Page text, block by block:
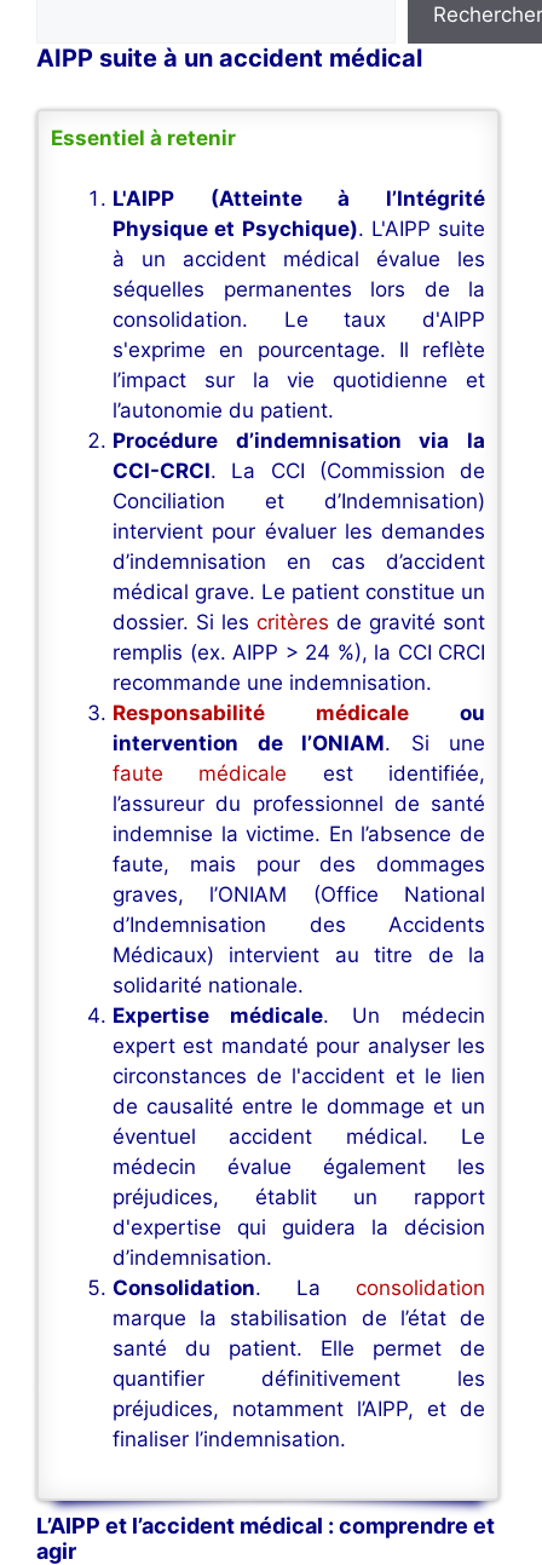
Rechercher
AIPP suite à un accident médical
Essentiel à retenir
L'AIPP (Atteinte à l’Intégrité
Physique et Psychique). L'AIPP suite
à un accident médical évalue les
séquelles permanentes lors de la
consolidation. Le taux d'AIPP
s'exprime en pourcentage. Il reflète
l’impact sur la vie quotidienne et
l’autonomie du patient.
Procédure d’indemnisation via la
CCI-CRCI. La CCI (Commission de
Conciliation et d’Indemnisation)
intervient pour évaluer les demandes
d’indemnisation en cas d’accident
médical grave. Le patient constitue un
dossier. Si les critères de gravité sont
remplis (ex. AIPP > 24 %), la CCI CRCI
recommande une indemnisation.
Responsabilité médicale ou
intervention de l’ONIAM. Si une
faute médicale est identifiée,
l’assureur du professionnel de santé
indemnise la victime. En l’absence de
faute, mais pour des dommages
graves, l’ONIAM (Office National
d’Indemnisation des Accidents
Médicaux) intervient au titre de la
solidarité nationale.
Expertise médicale. Un médecin
expert est mandaté pour analyser les
circonstances de l'accident et le lien
de causalité entre le dommage et un
éventuel accident médical. Le
médecin évalue également les
préjudices, établit un rapport
d'expertise qui guidera la décision
d’indemnisation.
Consolidation. La consolidation
marque la stabilisation de l’état de
santé du patient. Elle permet de
quantifier définitivement les
préjudices, notamment l’AIPP, et de
finaliser l’indemnisation.
L’AIPP et l’accident médical : comprendre et
agir